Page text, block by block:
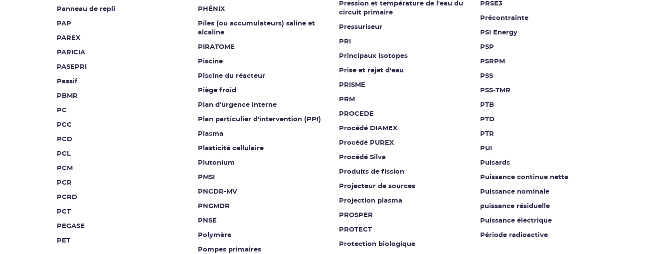
Panneau de repli
PAP
PAREX
PARICIA
PASEPRI
Passif
PBMR
PC
PCC
PCD
PCL
PCM
PCR
PCRD
PCT
PEGASE
PET
PHÉNIX
Piles (ou accumulateurs) saline et
alcaline
PIRATOME
Piscine
Piscine du réacteur
Piège froid
Plan d'urgence interne
Plan particulier d'intervention (PPI)
Plasma
Plasticité cellulaire
Plutonium
PMSI
PNGDR-MV
PNGMDR
PNSE
Polymère
Pompes primaires
Pression et température de l'eau du
circuit primaire
Pressuriseur
PRI
Principaux isotopes
Prise et rejet d'eau
PRISME
PRM
PROCEDE
Procédé DIAMEX
Procédé PUREX
Procédé Silva
Produits de fission
Projecteur de sources
Projection plasma
PROSPER
PROTECT
Protection biologique
PRSE3
Précontrainte
PSI Energy
PSP
PSRPM
PSS
PSS-TMR
PTB
PTD
PTR
PUI
Puisards
Puissance continue nette
Puissance nominale
puissance résiduelle
Puissance électrique
Période radioactive